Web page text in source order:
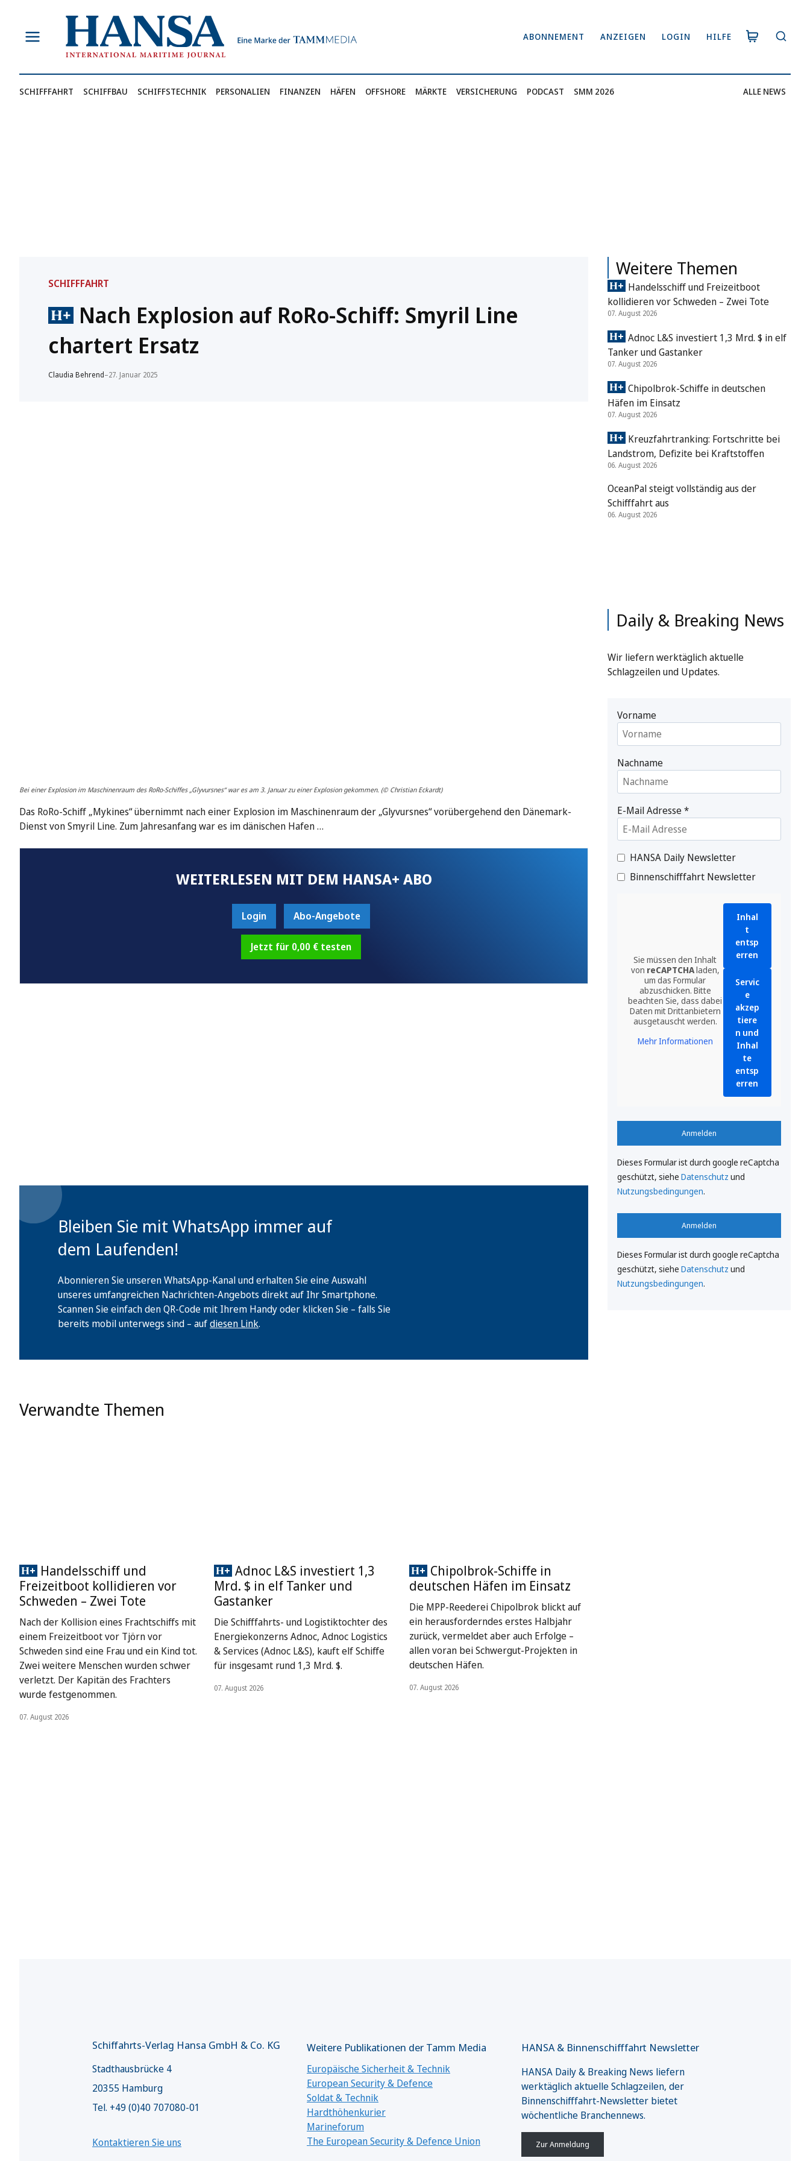
springen
ABONNEMENT ANZEIGEN LOGIN HILFE
SCHIFFFAHRT SCHIFFBAU SCHIFFSTECHNIK PERSONALIEN FINANZEN HÄFEN OFFSHORE MÄRKTE VERSICHERUNG PODCAST SMM 2026 ALLE NEWS
SCHIFFFAHRT
Nach Explosion auf RoRo-Schiff: Smyril Line
chartert Ersatz
Claudia Behrend–27. Januar 2025
Bei einer Explosion im Maschinenraum des RoRo-Schiffes „Glyvursnes“ war es am 3. Januar zu einer Explosion gekommen. (© Christian Eckardt)
Das RoRo-Schiff „Mykines“ übernimmt nach einer Explosion im Maschinenraum der „Glyvursnes“ vorübergehend den Dänemark-
Dienst von Smyril Line. Zum Jahresanfang war es im dänischen Hafen …
WEITERLESEN MIT DEM HANSA+ ABO
Login Abo-Angebote
Jetzt für 0,00 € testen
Bleiben Sie mit WhatsApp immer auf
dem Laufenden!
Abonnieren Sie unseren WhatsApp-Kanal und erhalten Sie eine Auswahl
unseres umfangreichen Nachrichten-Angebots direkt auf Ihr Smartphone.
Scannen Sie einfach den QR-Code mit Ihrem Handy oder klicken Sie – falls Sie
bereits mobil unterwegs sind – aufdiesen Link.
Verwandte Themen
Handelsschiff und
Freizeitboot kollidieren vor
Schweden – Zwei Tote
Nach der Kollision eines Frachtschiffs mit
einem Freizeitboot vor Tjörn vor
Schweden sind eine Frau und ein Kind tot.
Zwei weitere Menschen wurden schwer
verletzt. Der Kapitän des Frachters
wurde festgenommen.
07. August 2026
Adnoc L&S investiert 1,3
Mrd. $ in elf Tanker und
Gastanker
Die Schifffahrts- und Logistiktochter des
Energiekonzerns Adnoc, Adnoc Logistics
& Services (Adnoc L&S), kauft elf Schiffe
für insgesamt rund 1,3 Mrd. $.
07. August 2026
Chipolbrok-Schiffe in
deutschen Häfen im Einsatz
Die MPP-Reederei Chipolbrok blickt auf
ein herausforderndes erstes Halbjahr
zurück, vermeldet aber auch Erfolge –
allen voran bei Schwergut-Projekten in
deutschen Häfen.
07. August 2026
Weitere Themen
Handelsschiff und Freizeitboot
kollidieren vor Schweden – Zwei Tote
07. August 2026
Adnoc L&S investiert 1,3 Mrd. $ in elf
Tanker und Gastanker
07. August 2026
Chipolbrok-Schiffe in deutschen
Häfen im Einsatz
07. August 2026
Kreuzfahrtranking: Fortschritte bei
Landstrom, Defizite bei Kraftstoffen
06. August 2026
OceanPal steigt vollständig aus der
Schifffahrt aus
06. August 2026
Daily & Breaking News
Wir liefern werktäglich aktuelle
Schlagzeilen und Updates.
Vorname
Nachname
E-Mail Adresse*
HANSA Daily Newsletter
Binnenschifffahrt Newsletter
Sie müssen den Inhalt
von reCAPTCHAladen,
um das Formular
abzuschicken. Bitte
beachten Sie, dass dabei
Daten mit Drittanbietern
ausgetauscht werden.
Mehr Informationen
Inhal
t
entsp
erren
Servic
e
akzep
tiere
n und
Inhal
te
entsp
erren
Anmelden
Dieses Formular ist durch google reCaptcha
geschützt, siehe Datenschutz und
Nutzungsbedingungen.
Anmelden
Dieses Formular ist durch google reCaptcha
geschützt, siehe Datenschutz und
Nutzungsbedingungen.
Schiffahrts-Verlag Hansa GmbH & Co. KG
Stadthausbrücke 4
20355 Hamburg
Tel. +49 (0)40 707080-01
Kontaktieren Sie uns
Weitere Publikationen der Tamm Media
Europäische Sicherheit & Technik
European Security & Defence
Soldat & Technik
Hardthöhenkurier
Marineforum
The European Security & Defence Union
HANSA & Binnenschifffahrt Newsletter
HANSA Daily & Breaking News liefern
werktäglich aktuelle Schlagzeilen, der
Binnenschifffahrt-Newsletter bietet
wöchentliche Branchennews.
Zur Anmeldung